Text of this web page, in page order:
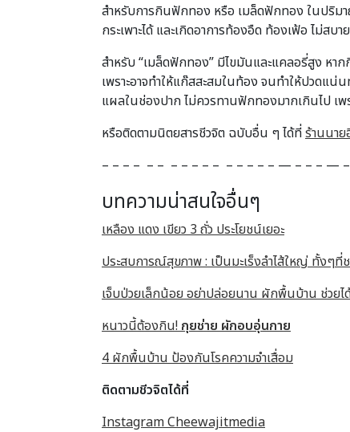
สำหรับการกินฟักทอง หรือ เมล็ดฟักทอง ในปริม
กระเพาะได้ และเกิดอาการท้องอืด ท้องเฟ้อ ไม่สบา
สำหรับ “เมล็ดฟักทอง” มีไขมันและแคลอรี่สูง หา
เพราะอาจทำให้แก๊สสะสมในท้อง จนทำให้ปวดแ
แผลในช่องปาก ไม่ควรทานฟักทองมากเกินไป เพ
หรือติดตามนิตยสารชีวจิต ฉบับอื่น ๆ ได้ที่ร้านนา
– – – – – – – – – – – – – – – – — – – – —
บทความน่าสนใจอื่นๆ
เหลือง แดง เขียว 3 ถั่ว ประโยชน์เยอะ
ประสบการณ์สุขภาพ : เป็นมะเร็งลำไส้ใหญ่ ทั้งๆ
เจ็บป่วยเล็กน้อย อย่าปล่อยนาน ผักพื้นบ้าน ช่วยไ
หนาวนี้ต้องกิน! กุยช่าย ผักอบอุ่นกาย
4 ผักพื้นบ้าน ป้องกันโรคความจำเสื่อม
ติดตามชีวจิตได้ที่
Instagram Cheewajitmedia